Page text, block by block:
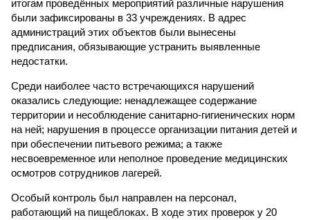
итогам проведённых мероприятий различные нарушения
были зафиксированы в 33 учреждениях. В адрес
администраций этих объектов были вынесены
предписания, обязывающие устранить выявленные
недостатки.
Среди наиболее часто встречающихся нарушений
оказались следующие: ненадлежащее содержание
территории и несоблюдение санитарно-гигиенических норм
на ней; нарушения в процессе организации питания детей и
при обеспечении питьевого режима; а также
несвоевременное или неполное проведение медицинских
осмотров сотрудников лагерей.
Особый контроль был направлен на персонал,
работающий на пищеблоках. В ходе этих проверок у 20